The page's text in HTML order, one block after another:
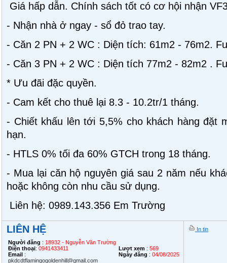
Giá hấp dẫn. Chính sách tốt có cơ hội nhận
- Nhận nhà ở ngay - sổ đỏ trao tay.
- Căn 2 PN + 2 WC : Diện tích: 61m2 - 76m2.
- Căn 3 PN + 2 WC : Diện tích 77m2 - 82m2 .
* Ưu đãi đặc quyền.
- Cam kết cho thuê lại 8.3 - 10.2tr/1 tháng.
- Chiết khấu lên tới 5,5% cho khách hàng đặt
hạn.
- HTLS 0% tối đa 60% GTCH trong 18 tháng.
- Mua lại căn hộ nguyên giá sau 2 năm nếu
hoặc không còn nhu cầu sử dụng.
Liên hệ: 0989.143.356 Em Trường
LIÊN HỆ
Người đăng : 18932 - Nguyễn Văn Trường
Điện thoại: 0941433411
Email :
pkdcdtflamingogoldenhill@gmail.com
Lượt xem : 569
Ngày đăng : 04/08/2025
In tin